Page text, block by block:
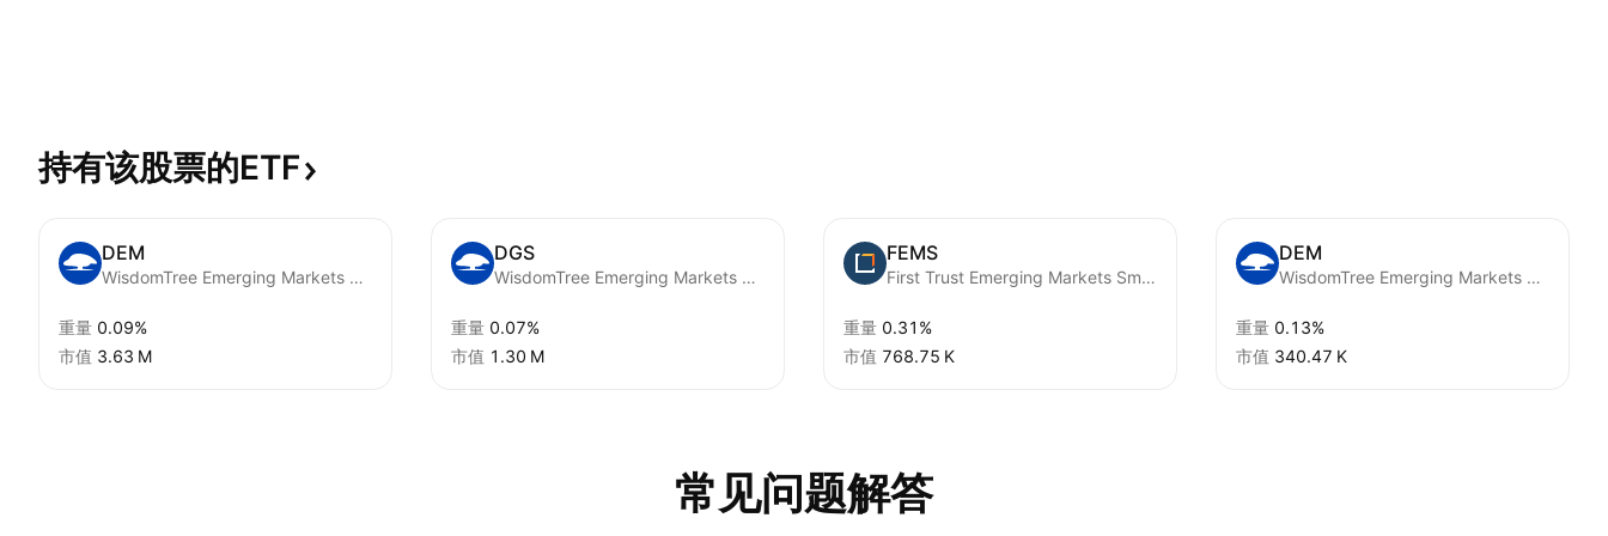
持有该股票的ETF
DEM
WisdomTree Emerging Markets High Dividend Fund
重量 0.09%
市值 ‪3.63 M‬
DGS
WisdomTree Emerging Markets SmallCap Dividend Fund
重量 0.07%
市值 ‪1.30 M‬
FEMS
First Trust Emerging Markets Small Cap AlphaDEX Fund
重量 0.31%
市值 ‪768.75 K‬
DEM
WisdomTree Emerging Markets High Dividend UCITS ETF USD
重量 0.13%
市值 ‪340.47 K‬
常见问题解答